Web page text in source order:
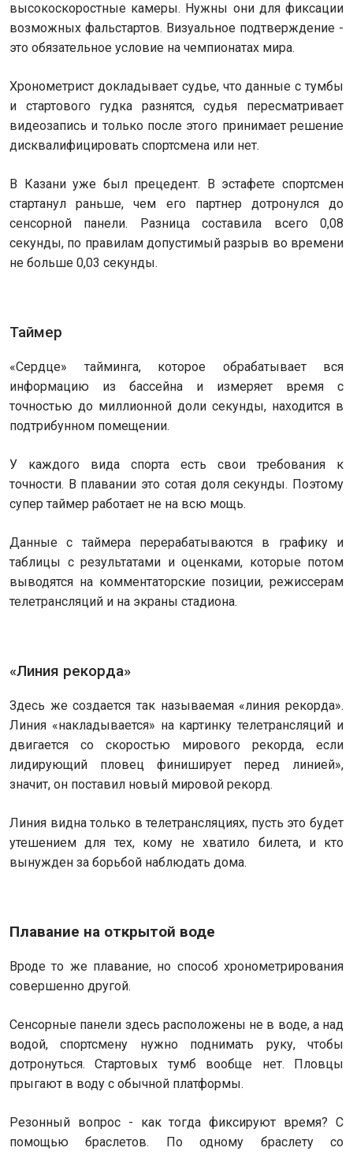
высокоскоростные камеры. Нужны они для фиксации
возможных фальстартов. Визуальное подтверждение -
это обязательное условие на чемпионатах мира.
Хронометрист докладывает судье, что данные с тумбы
и стартового гудка разнятся, судья пересматривает
видеозапись и только после этого принимает решение
дисквалифицировать спортсмена или нет.
В Казани уже был прецедент. В эстафете спортсмен
стартанул раньше, чем его партнер дотронулся до
сенсорной панели. Разница составила всего 0,08
секунды, по правилам допустимый разрыв во времени
не больше 0,03 секунды.
Таймер
«Сердце» тайминга, которое обрабатывает вся
информацию из бассейна и измеряет время с
точностью до миллионной доли секунды, находится в
подтрибунном помещении.
У каждого вида спорта есть свои требования к
точности. В плавании это сотая доля секунды. Поэтому
супер таймер работает не на всю мощь.
Данные с таймера перерабатываются в графику и
таблицы с результатами и оценками, которые потом
выводятся на комментаторские позиции, режиссерам
телетрансляций и на экраны стадиона.
«Линия рекорда»
Здесь же создается так называемая «линия рекорда».
Линия «накладывается» на картинку телетрансляций и
двигается со скоростью мирового рекорда, если
лидирующий пловец финиширует перед линией»,
значит, он поставил новый мировой рекорд.
Линия видна только в телетрансляциях, пусть это будет
утешением для тех, кому не хватило билета, и кто
вынужден за борьбой наблюдать дома.
Плавание на открытой воде
Вроде то же плавание, но способ хронометрирования
совершенно другой.
Сенсорные панели здесь расположены не в воде, а над
водой, спортсмену нужно поднимать руку, чтобы
дотронуться. Стартовых тумб вообще нет. Пловцы
прыгают в воду с обычной платформы.
Резонный вопрос - как тогда фиксируют время? С
помощью браслетов. По одному браслету со